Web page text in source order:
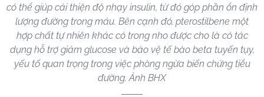
có thể giúp cải thiện độ nhạy insulin, từ đó góp phần ổn định
lượng đường trong máu. Bên cạnh đó, pterostilbene một
hợp chất tự nhiên khác có trong nho được cho là có tác
dụng hỗ trợ giảm glucose và bảo vệ tế bào beta tuyến tụy,
yếu tố quan trọng trong việc phòng ngừa biến chứng tiểu
đường. Ảnh BHX